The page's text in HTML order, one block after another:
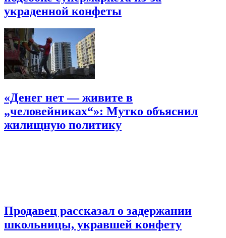
украденной конфеты
«Денег нет — живите в
„человейниках“»: Мутко объяснил
жилищную политику
Продавец рассказал о задержании
школьницы, укравшей конфету